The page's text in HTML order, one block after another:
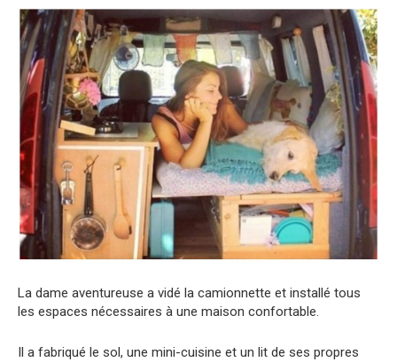
La dame aventureuse a vidé la camionnette et installé tous
les espaces nécessaires à une maison confortable.
Il a fabriqué le sol, une mini-cuisine et un lit de ses propres